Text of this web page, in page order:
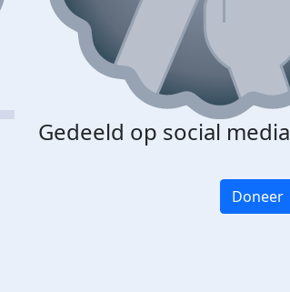
Gedeeld op social media
Doneer